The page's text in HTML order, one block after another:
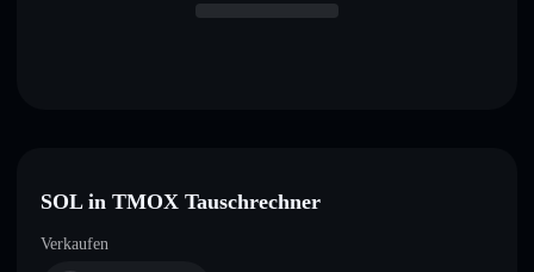
SOL in TMOX Tauschrechner
Verkaufen